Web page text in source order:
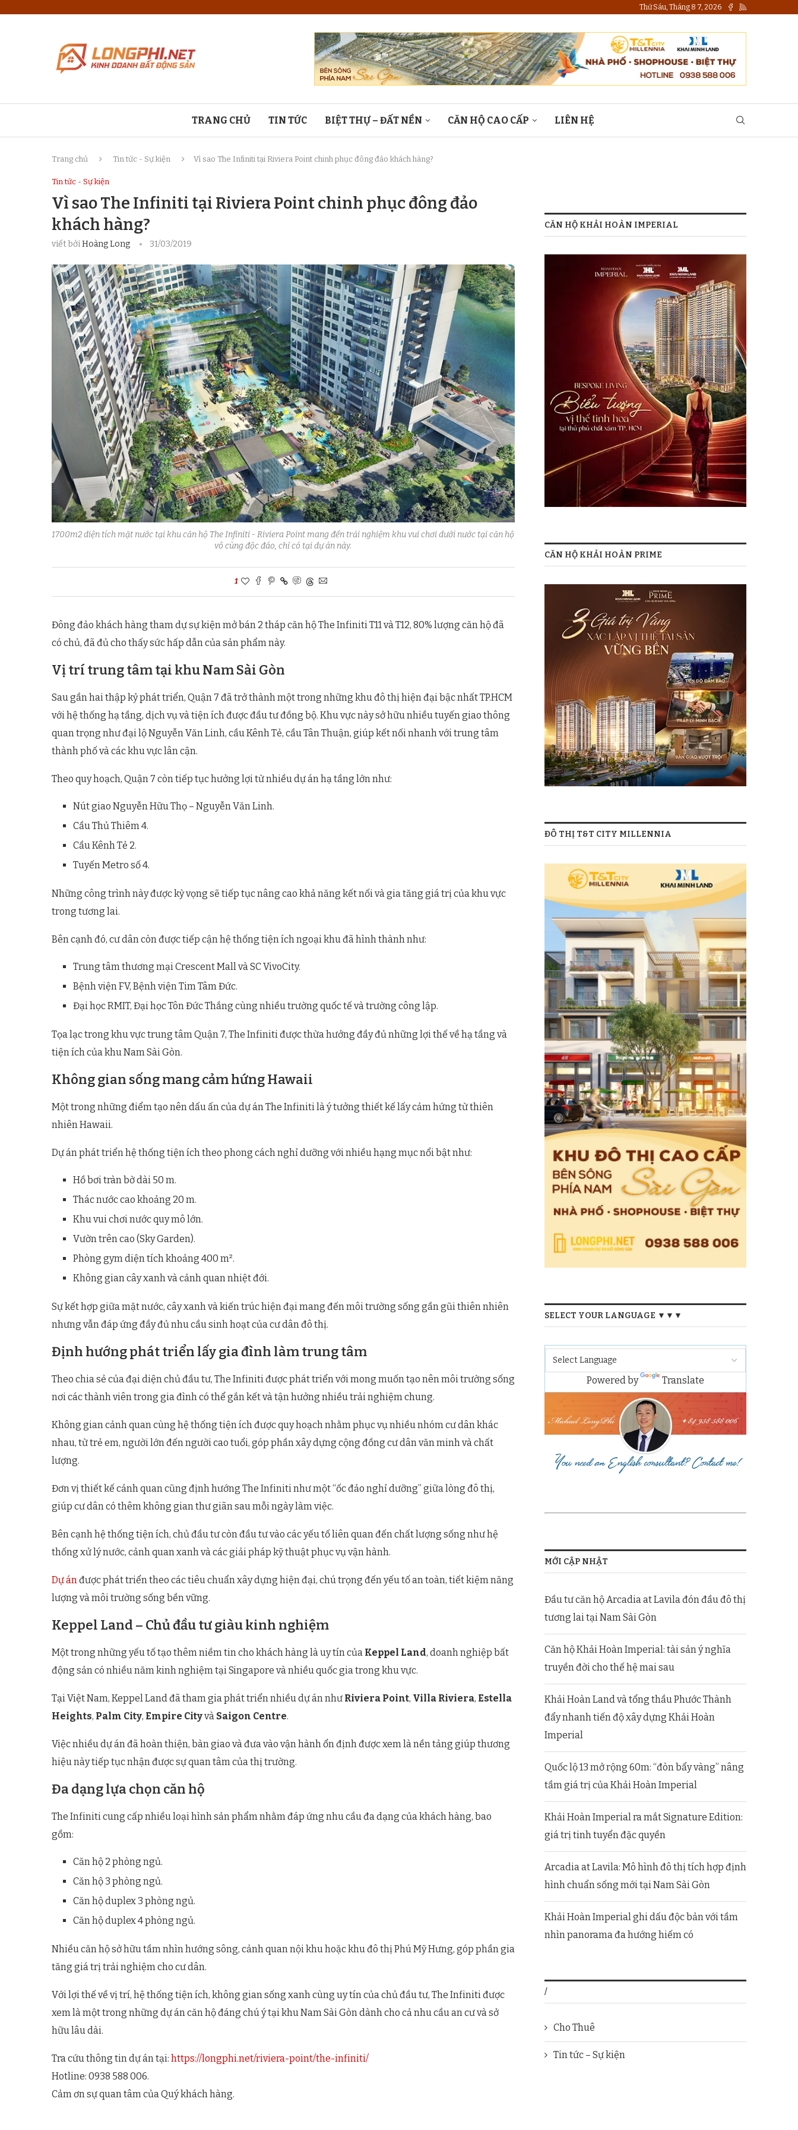
Thứ Sáu, Tháng 8 7, 2026
TRANG CHỦ TIN TỨC BIỆT THỰ – ĐẤT NỀN CĂN HỘ CAO CẤP LIÊN HỆ
Trang chủ Tin tức - Sự kiện Vì sao The Infiniti tại Riviera Point chinh phục đông đảo khách hàng?
Tin tức - Sự kiện
Vì sao The Infiniti tại Riviera Point chinh phục đông đảo
khách hàng?
viết bởiHoàng Long 31/03/2019
1700m2 diện tích mặt nước tại khu căn hộ The Infiniti - Riviera Point mang đến trải nghiệm khu vui chơi dưới nước tại căn hộ
vô cùng độc đáo, chỉ có tại dự án này.
1
Đông đảo khách hàng tham dự sự kiện mở bán 2 tháp căn hộ The Infiniti T11 và T12, 80% lượng căn hộ đã
có chủ, đã đủ cho thấy sức hấp dẫn của sản phẩm này.
Vị trí trung tâm tại khu Nam Sài Gòn
Sau gần hai thập kỷ phát triển, Quận 7 đã trở thành một trong những khu đô thị hiện đại bậc nhất TP.HCM
với hệ thống hạ tầng, dịch vụ và tiện ích được đầu tư đồng bộ. Khu vực này sở hữu nhiều tuyến giao thông
quan trọng như đại lộ Nguyễn Văn Linh, cầu Kênh Tẻ, cầu Tân Thuận, giúp kết nối nhanh với trung tâm
thành phố và các khu vực lân cận.
Theo quy hoạch, Quận 7 còn tiếp tục hưởng lợi từ nhiều dự án hạ tầng lớn như:
Nút giao Nguyễn Hữu Thọ – Nguyễn Văn Linh.
Cầu Thủ Thiêm 4.
Cầu Kênh Tẻ 2.
Tuyến Metro số 4.
Những công trình này được kỳ vọng sẽ tiếp tục nâng cao khả năng kết nối và gia tăng giá trị của khu vực
trong tương lai.
Bên cạnh đó, cư dân còn được tiếp cận hệ thống tiện ích ngoại khu đã hình thành như:
Trung tâm thương mại Crescent Mall và SC VivoCity.
Bệnh viện FV, Bệnh viện Tim Tâm Đức.
Đại học RMIT, Đại học Tôn Đức Thắng cùng nhiều trường quốc tế và trường công lập.
Tọa lạc trong khu vực trung tâm Quận 7, The Infiniti được thừa hưởng đầy đủ những lợi thế về hạ tầng và
tiện ích của khu Nam Sài Gòn.
Không gian sống mang cảm hứng Hawaii
Một trong những điểm tạo nên dấu ấn của dự án The Infiniti là ý tưởng thiết kế lấy cảm hứng từ thiên
nhiên Hawaii.
Dự án phát triển hệ thống tiện ích theo phong cách nghỉ dưỡng với nhiều hạng mục nổi bật như:
Hồ bơi tràn bờ dài 50 m.
Thác nước cao khoảng 20 m.
Khu vui chơi nước quy mô lớn.
Vườn trên cao (Sky Garden).
Phòng gym diện tích khoảng 400 m².
Không gian cây xanh và cảnh quan nhiệt đới.
Sự kết hợp giữa mặt nước, cây xanh và kiến trúc hiện đại mang đến môi trường sống gần gũi thiên nhiên
nhưng vẫn đáp ứng đầy đủ nhu cầu sinh hoạt của cư dân đô thị.
Định hướng phát triển lấy gia đình làm trung tâm
Theo chia sẻ của đại diện chủ đầu tư, The Infiniti được phát triển với mong muốn tạo nên môi trường sống
nơi các thành viên trong gia đình có thể gắn kết và tận hưởng nhiều trải nghiệm chung.
Không gian cảnh quan cùng hệ thống tiện ích được quy hoạch nhằm phục vụ nhiều nhóm cư dân khác
nhau, từ trẻ em, người lớn đến người cao tuổi, góp phần xây dựng cộng đồng cư dân văn minh và chất
lượng.
Đơn vị thiết kế cảnh quan cũng định hướng The Infiniti như một “ốc đảo nghỉ dưỡng” giữa lòng đô thị,
giúp cư dân có thêm không gian thư giãn sau mỗi ngày làm việc.
Bên cạnh hệ thống tiện ích, chủ đầu tư còn đầu tư vào các yếu tố liên quan đến chất lượng sống như hệ
thống xử lý nước, cảnh quan xanh và các giải pháp kỹ thuật phục vụ vận hành.
Dự ánđược phát triển theo các tiêu chuẩn xây dựng hiện đại, chú trọng đến yếu tố an toàn, tiết kiệm năng
lượng và môi trường sống bền vững.
Keppel Land – Chủ đầu tư giàu kinh nghiệm
Một trong những yếu tố tạo thêm niềm tin cho khách hàng là uy tín của Keppel Land, doanh nghiệp bất
động sản có nhiều năm kinh nghiệm tại Singapore và nhiều quốc gia trong khu vực.
Tại Việt Nam, Keppel Land đã tham gia phát triển nhiều dự án như Riviera Point, Villa Riviera, Estella
Heights, Palm City, Empire Cityvà Saigon Centre.
Việc nhiều dự án đã hoàn thiện, bàn giao và đưa vào vận hành ổn định được xem là nền tảng giúp thương
hiệu này tiếp tục nhận được sự quan tâm của thị trường.
Đa dạng lựa chọn căn hộ
The Infiniti cung cấp nhiều loại hình sản phẩm nhằm đáp ứng nhu cầu đa dạng của khách hàng, bao
gồm:
Căn hộ 2 phòng ngủ.
Căn hộ 3 phòng ngủ.
Căn hộ duplex 3 phòng ngủ.
Căn hộ duplex 4 phòng ngủ.
Nhiều căn hộ sở hữu tầm nhìn hướng sông, cảnh quan nội khu hoặc khu đô thị Phú Mỹ Hưng, góp phần gia
tăng giá trị trải nghiệm cho cư dân.
Với lợi thế về vị trí, hệ thống tiện ích, không gian sống xanh cùng uy tín của chủ đầu tư, The Infiniti được
xem là một trong những dự án căn hộ đáng chú ý tại khu Nam Sài Gòn dành cho cả nhu cầu an cư và sở
hữu lâu dài.
Tra cứu thông tin dự án tại: https://longphi.net/riviera-point/the-infiniti/
Hotline: 0938 588 006.
Cảm ơn sự quan tâm của Quý khách hàng.
CĂN HỘ KHẢI HOÀN IMPERIAL
CĂN HỘ KHẢI HOÀN PRIME
ĐÔ THỊ T&T CITY MILLENNIA
SELECT YOUR LANGUAGE ▼▼▼
Powered by Translate
MỚI CẬP NHẬT
Đầu tư căn hộ Arcadia at Lavila đón đầu đô thị
tương lai tại Nam Sài Gòn
Căn hộ Khải Hoàn Imperial: tài sản ý nghĩa
truyền đời cho thế hệ mai sau
Khải Hoàn Land và tổng thầu Phước Thành
đẩy nhanh tiến độ xây dựng Khải Hoàn
Imperial
Quốc lộ 13 mở rộng 60m: “đòn bẩy vàng” nâng
tầm giá trị của Khải Hoàn Imperial
Khải Hoàn Imperial ra mắt Signature Edition:
giá trị tinh tuyển đặc quyền
Arcadia at Lavila: Mô hình đô thị tích hợp định
hình chuẩn sống mới tại Nam Sài Gòn
Khải Hoàn Imperial ghi dấu độc bản với tầm
nhìn panorama đa hướng hiếm có
/
Cho Thuê
Tin tức – Sự kiện